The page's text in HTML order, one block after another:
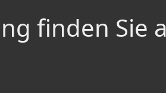
finden Sie